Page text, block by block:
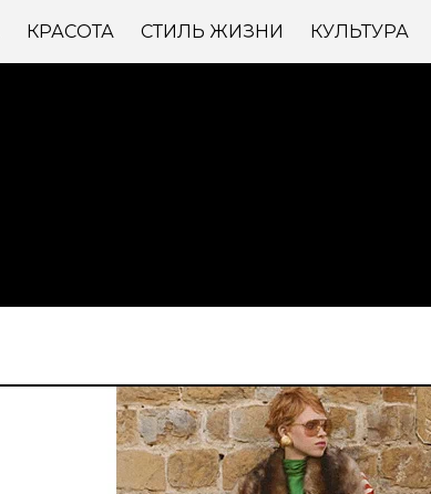
КРАСОТА СТИЛЬ ЖИЗНИ КУЛЬТУРА